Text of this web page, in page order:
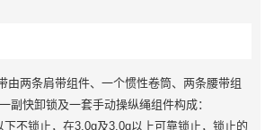
由两条肩带组件、一个惯性卷筒、两条腰带组
副快卸锁及一套手动操纵绳组件构成：
下不锁止，在3.0g及3.0g以上可靠锁止，锁止的